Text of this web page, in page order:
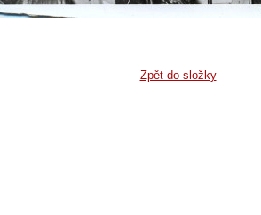
Zpět do složky